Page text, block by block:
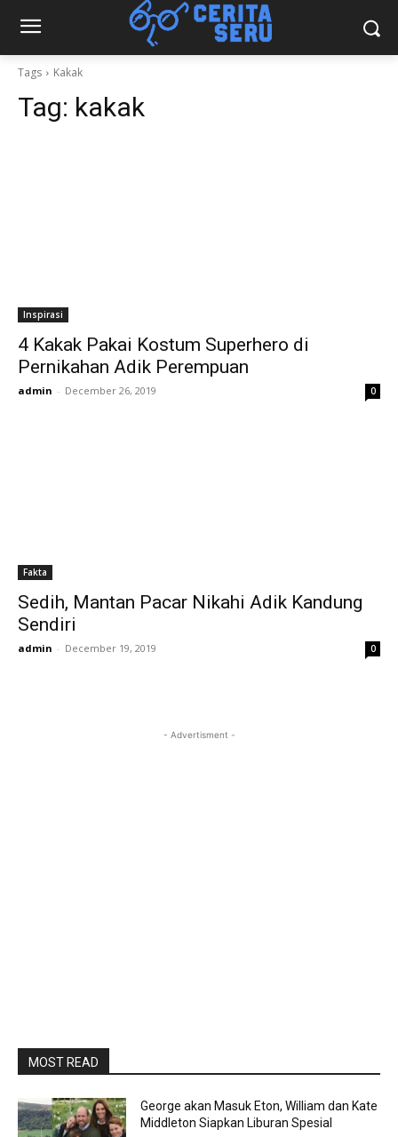
Tags Kakak
Tag: kakak
Inspirasi
4 Kakak Pakai Kostum Superhero di
Pernikahan Adik Perempuan
admin - December 26, 2019 0
Fakta
Sedih, Mantan Pacar Nikahi Adik Kandung
Sendiri
admin - December 19, 2019 0
- Advertisment -
MOST READ
George akan Masuk Eton, William dan Kate
Middleton Siapkan Liburan Spesial